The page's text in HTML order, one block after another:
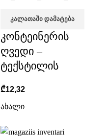
ᲙᲐᲚᲐᲗᲐᲨᲘ ᲓᲐᲛᲐᲢᲔᲑᲐ
კონტეინერის
ღვედი –
ტექსტილის
₾12,32
ახალი